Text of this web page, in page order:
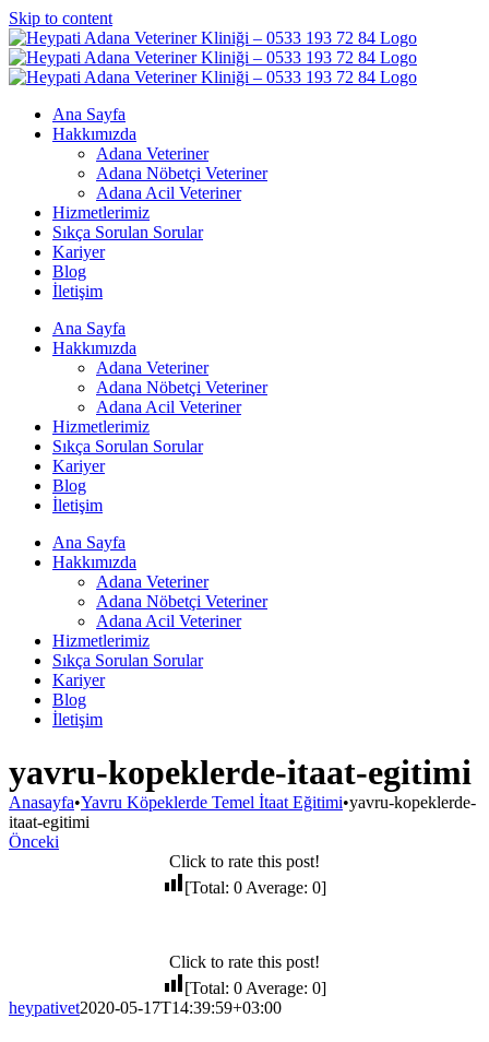
Skip to content
Ana Sayfa
Hakkımızda
Adana Veteriner
Adana Nöbetçi Veteriner
Adana Acil Veteriner
Hizmetlerimiz
Sıkça Sorulan Sorular
Kariyer
Blog
İletişim
Ana Sayfa
Hakkımızda
Adana Veteriner
Adana Nöbetçi Veteriner
Adana Acil Veteriner
Hizmetlerimiz
Sıkça Sorulan Sorular
Kariyer
Blog
İletişim
Ana Sayfa
Hakkımızda
Adana Veteriner
Adana Nöbetçi Veteriner
Adana Acil Veteriner
Hizmetlerimiz
Sıkça Sorulan Sorular
Kariyer
Blog
İletişim
yavru-kopeklerde-itaat-egitimi
Anasayfa•Yavru Köpeklerde Temel İtaat Eğitimi•yavru-kopeklerde-
itaat-egitimi
Önceki
Click to rate this post!
[Total: 0Average: 0]
Click to rate this post!
[Total: 0Average: 0]
heypativet2020-05-17T14:39:59+03:00